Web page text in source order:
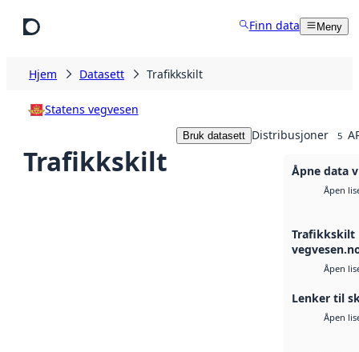
Finn data Meny
Hjem Datasett Trafikkskilt
Statens vegvesen
Trafikkskilt
Bruk datasett Distribusjoner 5
Åpne data
Åpen
Trafikkskilt
Åpen
Lenker til
Åpen